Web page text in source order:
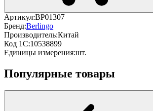
Артикул:BP01307
Бренд:Berlingo
Производитель:Китай
Код 1С:10538899
Единицы измерения:шт.
Популярные товары